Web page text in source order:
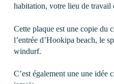
habitation, votre lieu de travail
Cette plaque est une copie du
l’entrée d’Hookipa beach, le
windurf.
C’est également une une idée